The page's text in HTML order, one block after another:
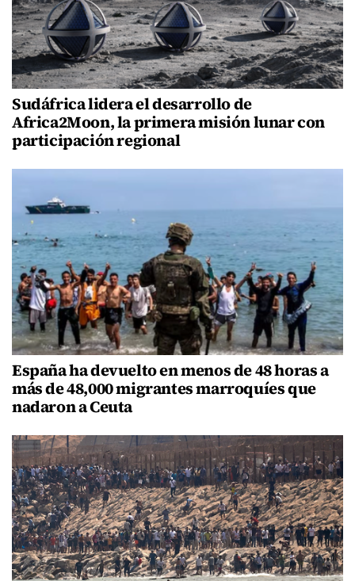
Sudáfrica lidera el desarrollo de
Africa2Moon, la primera misión lunar con
participación regional
España ha devuelto en menos de 48 horas a
más de 48,000 migrantes marroquíes que
nadaron a Ceuta